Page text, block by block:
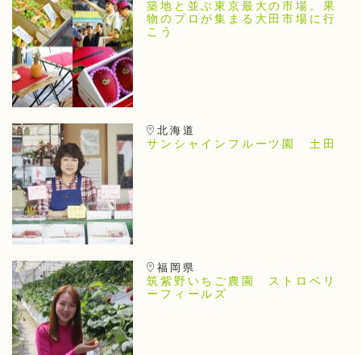
築地と並ぶ東京最大の市場。果
物のプロが集まる大田市場に行
こう
北海道
サンシャインフルーツ園 土田
福岡県
筑紫野いちご農園 ストロベリ
ーフィールズ